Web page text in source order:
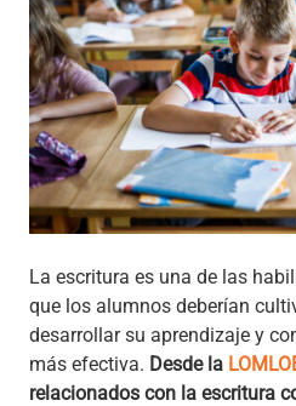
La escritura es una de las
que los alumnos deberían
desarrollar su aprendizaje y
más efectiva. Desde la
relacionados con la escritura